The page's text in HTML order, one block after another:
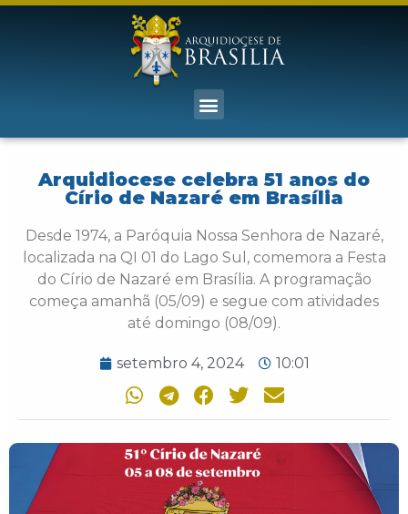
Arquidiocese celebra 51 anos do
Círio de Nazaré em Brasília
Desde 1974, a Paróquia Nossa Senhora de Nazaré,
localizada na QI 01 do Lago Sul, comemora a Festa
do Círio de Nazaré em Brasília. A programação
começa amanhã (05/09) e segue com atividades
até domingo (08/09).
setembro 4, 2024 10:01